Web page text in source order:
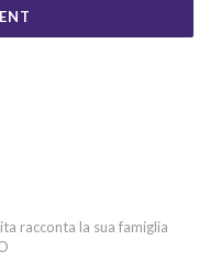
racconta la sua famiglia